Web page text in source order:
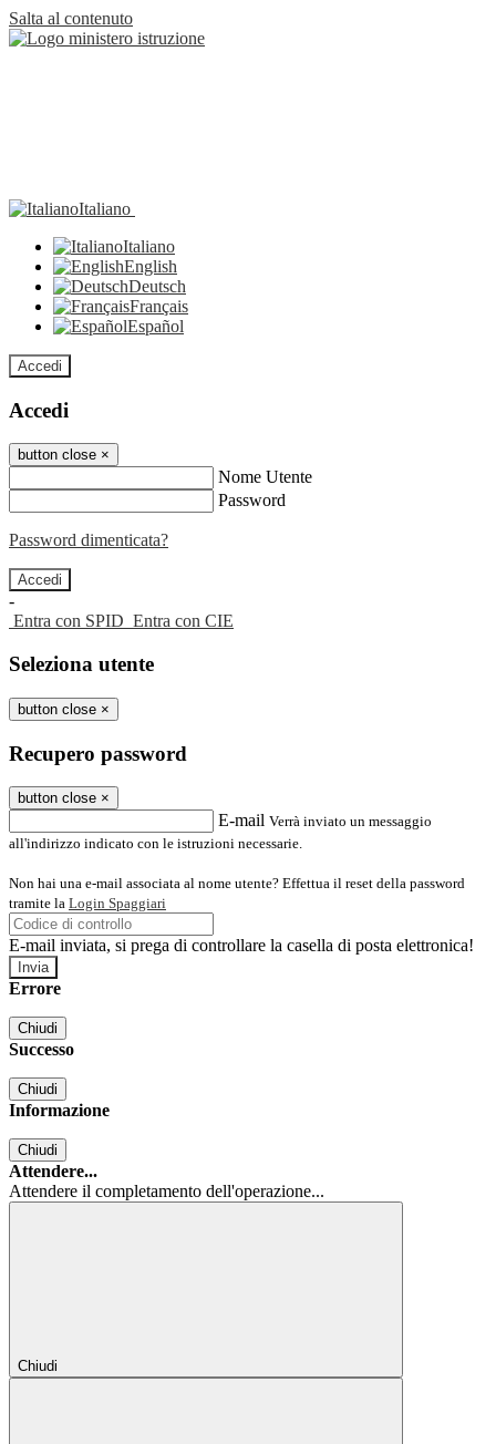
Salta al contenuto
Italiano
Italiano
English
Deutsch
Français
Español
Accedi
Accedi
button close ×
Nome Utente
Password
Password dimenticata?
-
Entra con SPID Entra con CIE
Seleziona utente
button close ×
Recupero password
button close ×
E-mail Verrà inviato un messaggio
all'indirizzo indicato con le istruzioni necessarie.
Non hai una e-mail associata al nome utente? Effettua il reset della password
tramite la Login Spaggiari
E-mail inviata, si prega di controllare la casella di posta elettronica!
Errore
Chiudi
Successo
Chiudi
Informazione
Chiudi
Attendere...
Attendere il completamento dell'operazione...
Chiudi